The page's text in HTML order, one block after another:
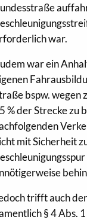
war.
war ein
bspw. wegen
% der Strecke zu
mit Sicherheit
trifft auch
§ 4 Abs.